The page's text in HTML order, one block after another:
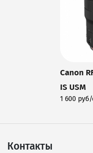
Canon
IS USM
1 600 руб/
Контакты